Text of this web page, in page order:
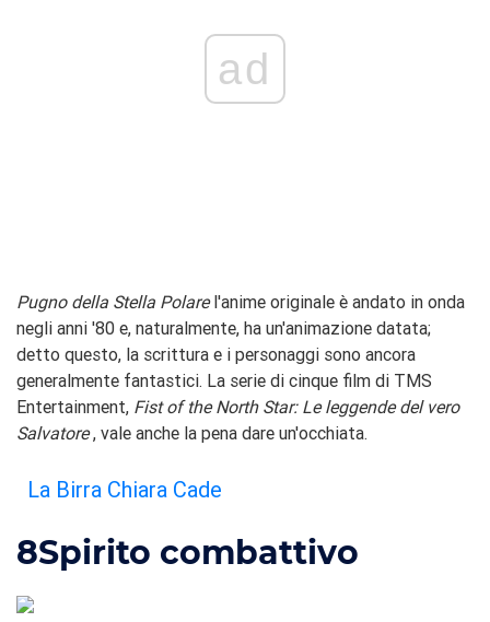
ad
Pugno della Stella Polarel'anime originale è andato in onda
negli anni '80 e, naturalmente, ha un'animazione datata;
detto questo, la scrittura e i personaggi sono ancora
generalmente fantastici. La serie di cinque film di TMS
Entertainment, Fist of the North Star: Le leggende del vero
Salvatore, vale anche la pena dare un'occhiata.
La Birra Chiara Cade
8Spirito combattivo